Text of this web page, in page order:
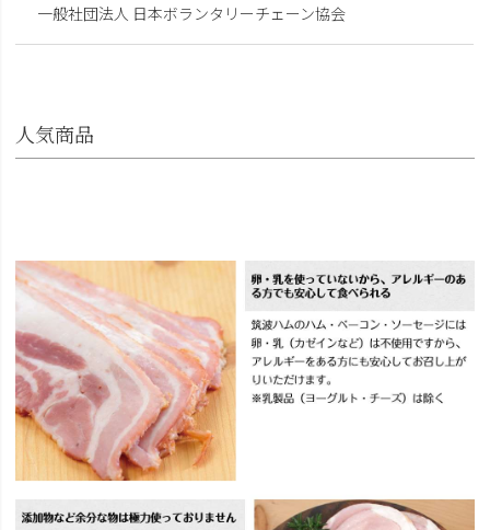
一般社団法人 日本ボランタリーチェーン協会
人気商品